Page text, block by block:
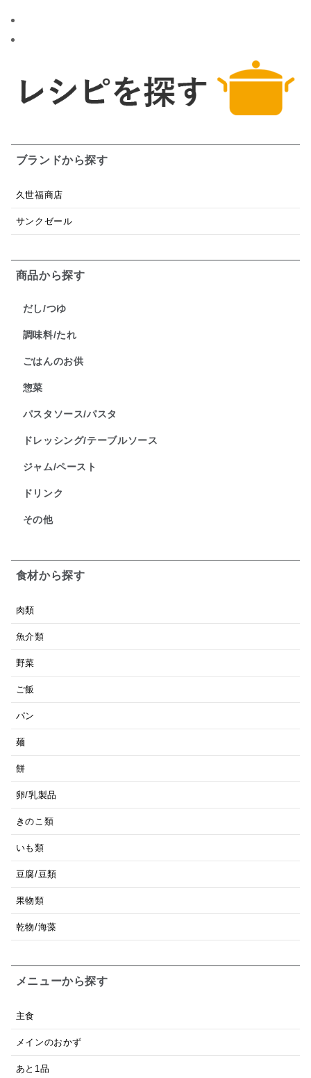
ブランドから探す
久世福商店
サンクゼール
商品から探す
だし/つゆ
調味料/たれ
ごはんのお供
惣菜
パスタソース/パスタ
ドレッシング/テーブルソース
ジャム/ペースト
ドリンク
その他
食材から探す
肉類
魚介類
野菜
ご飯
パン
麺
餅
卵/乳製品
きのこ類
いも類
豆腐/豆類
果物類
乾物/海藻
メニューから探す
主食
メインのおかず
あと1品